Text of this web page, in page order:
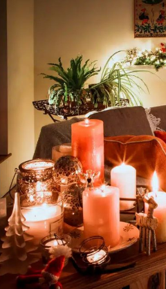
Avanza Plan Para
Nuevas Concesiones De
Mueren Cuatro Personas
Bruno Blancas Lleva El
Liberan 180 Crías De
Puerto Vallarta Participa
Ofrecerán Asesoría
Juan Solís E Iris Torres
Realizan Operativo
Arquitecto Luis Munguía
Semana Lluviosa Para
Voces Del Orgullo
Partido Verde Conforma Su
Buques Mexicanos Parten
Nuevo Transporte